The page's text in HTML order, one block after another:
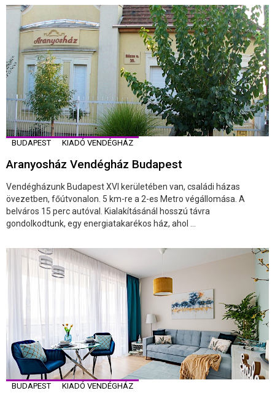
BUDAPEST KIADÓ VENDÉGHÁZ
Aranyosház Vendégház Budapest
Vendégházunk Budapest XVI kerületében van, családi házas
övezetben, főútvonalon. 5 km-re a 2-es Metro végállomása. A
belváros 15 perc autóval. Kialakításánál hosszú távra
gondolkodtunk, egy energiatakarékos ház, ahol ...
BUDAPEST KIADÓ VENDÉGHÁZ